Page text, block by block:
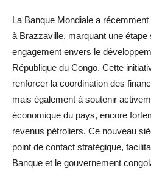
La Banque Mondiale a
à Brazzaville, marquant une
engagement envers le
République du Congo. Cette
renforcer la coordination des
mais également à soutenir
économique du pays, encore
revenus pétroliers. Ce nouveau
point de contact stratégique,
Banque et le gouvernement